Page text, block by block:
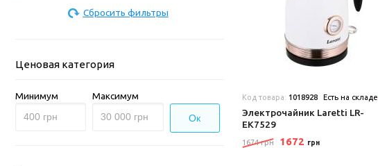
Сбросить фильтры
Ценовая категория
Минимум Максимум
Ок
Код товара: 1018928 Есть на складе
Электрочайник Laretti LR-
EK7529
1674 грн 1672 грн